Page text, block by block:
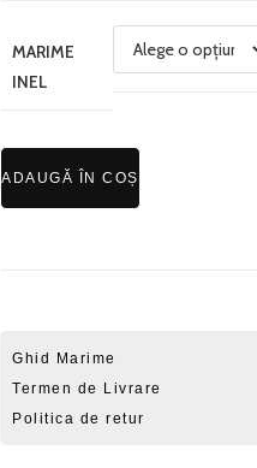
MARIME
INEL
ADAUGĂ ÎN COȘ
Ghid Marime
Termen de Livrare
Politica de retur